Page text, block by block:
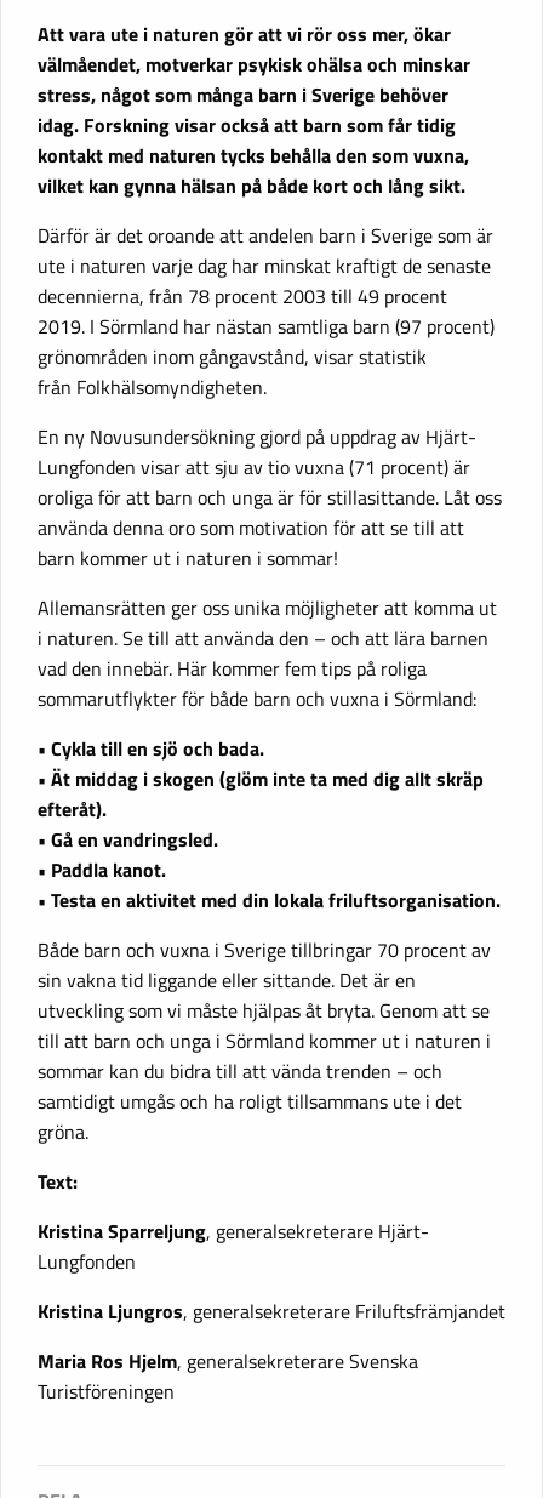
Att vara ute i naturen gör att vi rör oss mer, ökar
välmåendet, motverkar psykisk ohälsa och minskar
stress, något som många barn i Sverige behöver
idag. Forskning visar också att barn som får tidig
kontakt med naturen tycks behålla den som vuxna,
vilket kan gynna hälsan på både kort och lång sikt.
Därför är det oroande att andelen barn i Sverige som är
ute i naturen varje dag har minskat kraftigt de senaste
decennierna, från 78 procent 2003 till 49 procent
2019. I Sörmland har nästan samtliga barn (97 procent)
grönområden inom gångavstånd, visar statistik
från Folkhälsomyndigheten.
En ny Novusundersökning gjord på uppdrag av Hjärt-
Lungfonden visar att sju av tio vuxna (71 procent) är
oroliga för att barn och unga är för stillasittande. Låt oss
använda denna oro som motivation för att se till att
barn kommer ut i naturen i sommar!
Allemansrätten ger oss unika möjligheter att komma ut
i naturen. Se till att använda den – och att lära barnen
vad den innebär. Här kommer fem tips på roliga
sommarutflykter för både barn och vuxna i Sörmland:
• Cykla till en sjö och bada.
• Ät middag i skogen (glöm inte ta med dig allt skräp
efteråt).
• Gå en vandringsled.
• Paddla kanot.
• Testa en aktivitet med din lokala friluftsorganisation.
Både barn och vuxna i Sverige tillbringar 70 procent av
sin vakna tid liggande eller sittande. Det är en
utveckling som vi måste hjälpas åt bryta. Genom att se
till att barn och unga i Sörmland kommer ut i naturen i
sommar kan du bidra till att vända trenden – och
samtidigt umgås och ha roligt tillsammans ute i det
gröna.
Text:
Kristina Sparreljung, generalsekreterare Hjärt-
Lungfonden
Kristina Ljungros, generalsekreterare Friluftsfrämjandet
Maria Ros Hjelm, generalsekreterare Svenska
Turistföreningen